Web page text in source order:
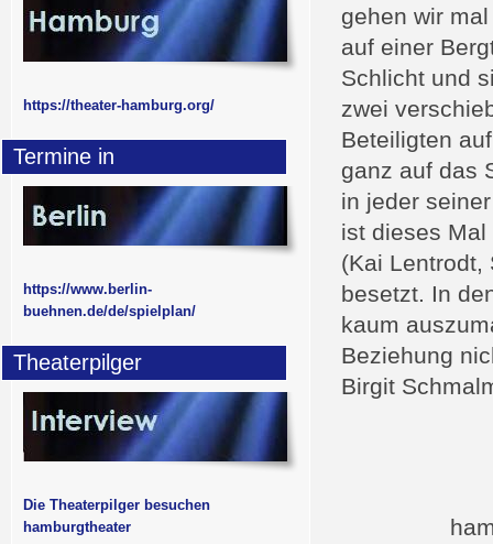
gehen wir
auf einer
Schlicht und
zwei
Beteiligten
ganz auf das
in jeder
ist dieses
(Kai Lentrodt,
besetzt. In
kaum
Beziehung
Birgit
https://theater-hamburg.org/
Termine in
https://www.berlin-
buehnen.de/de/spielplan/
Theaterpilger
Die Theaterpilger besuchen
hamburgtheater